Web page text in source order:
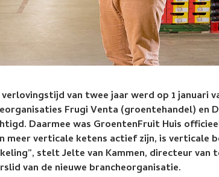
verlovingstijd van twee jaar werd op 1 januari
Frugi Venta (groentehandel) en
Daarmee was GroentenFruit Huis
meer verticale ketens actief zijn, is verticale
stelt Jelte van Kammen, directeur van
van de nieuwe brancheorganisatie.